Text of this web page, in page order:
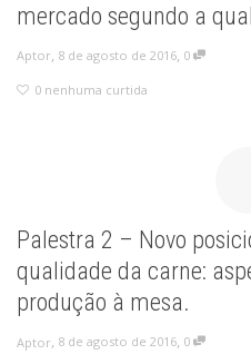
mercado segundo a
Aptor 8 de agosto de 2016 0
0 nenhuma curtida
Palestra 2 – Novo
qualidade da carne:
produção à mesa.
Aptor, 8 de agosto de 2016, 0